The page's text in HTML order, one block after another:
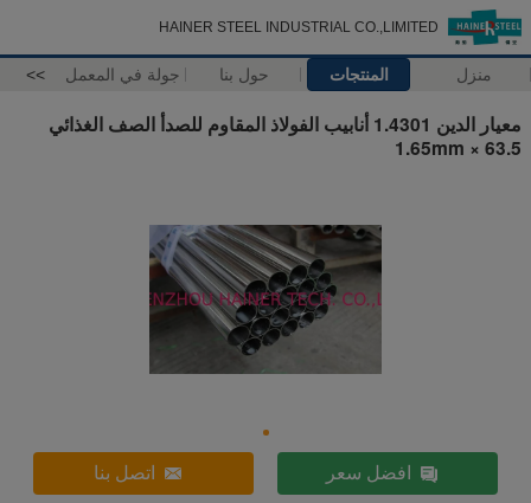
HAINER STEEL INDUSTRIAL CO.,LIMITED
منزل المنتجات حول بنا جولة في المعمل >>
معيار الدين 1.4301 أنابيب الفولاذ المقاوم للصدأ الصف الغذائي
63.5 × 1.65mm
افضل سعر اتصل بنا